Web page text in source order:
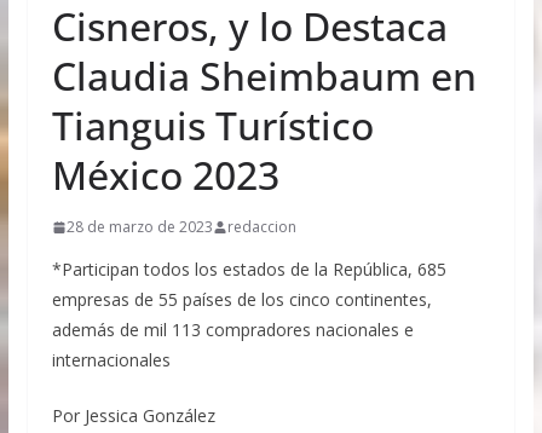
productores mexicanos de cereales malteados
como cebada, trigo y maíz—, la calidad e
inocuidad de la agroindustria mexicana y el
estatales para fortalecer la competitividad y
ampliar la presencia de los productos mexicanos
en los mercados internacionales. La Secretaría de
Columba Jazmín López Gutiérrez, refrenda su
que fortalezcan la productividad, la innovación y
la competitividad de la cadena productiva de
cerveza, por los distintos beneficios a la
economía familiar y nacional
Aprueba Comisión Permanente conmemorar con
República Libanesa
Cisneros, y lo Destaca
Claudia Sheimbaum en
Tianguis Turístico
México 2023
28 de marzo de 2023 redaccion
*Participan todos los estados de la República, 685
empresas de 55 países de los cinco continentes,
además de mil 113 compradores nacionales e
internacionales
Por Jessica González